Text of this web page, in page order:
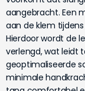
aangebracht. Een
aan de klem
Hierdoor wordt de
verlengd, wat leidt
geoptimaliseerde
minimale